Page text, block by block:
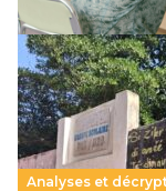
Analyses et